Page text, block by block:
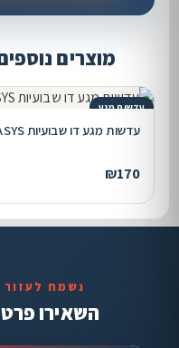
מוצרים
עדשות מגע
עדשות מגע דו שבועיות OASYS טוריות
₪170
נשמח לעזור
השאירו